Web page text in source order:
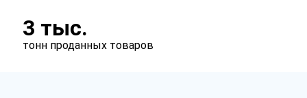
3 тыс.
тонн проданных товаров